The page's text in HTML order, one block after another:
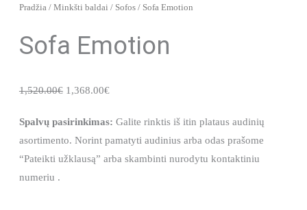
Pradžia / Minkšti baldai / Sofos/ Sofa Emotion
Sofa Emotion
1,520.00€ Original
was:
1,520.00€.
1,368.00€Current
is:
1,368.00€.
Spalvų pasirinkimas: Galite rinktis iš itin plataus audinių
asortimento. Norint pamatyti audinius arba odas prašome
“Pateikti užklausą” arba skambinti nurodytu kontaktiniu
numeriu .